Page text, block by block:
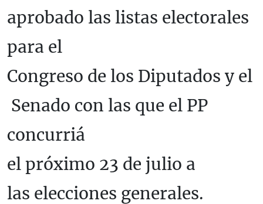
aprobado las listas electorales
para el
Congreso de los Diputados y el
Senado con las que el PP
concurriá
el próximo 23 de julio a
las elecciones generales.